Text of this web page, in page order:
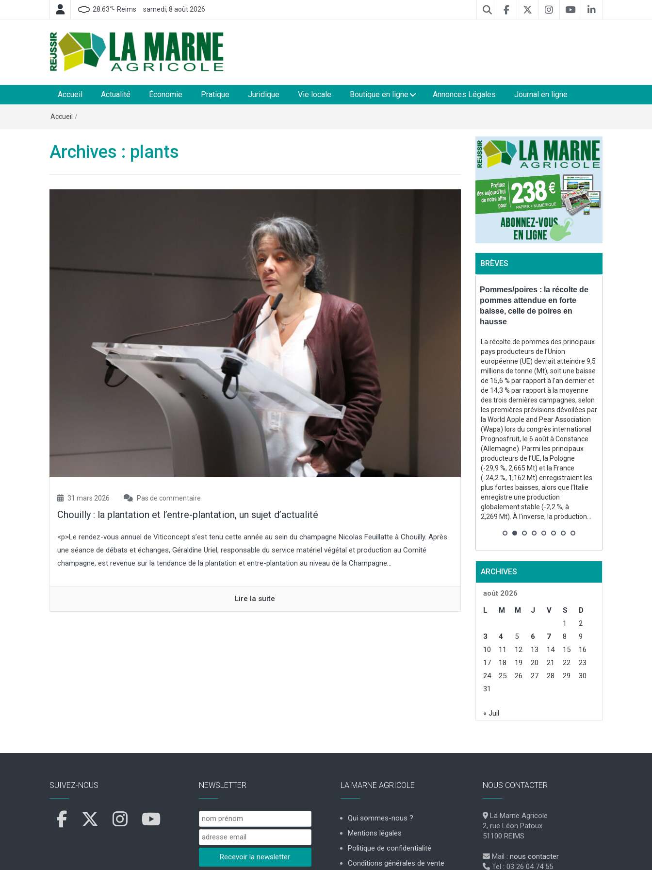
28.63℃ Reims samedi, 8 août 2026
La Marne Agricole
et rurales
Accueil Actualité Économie Pratique Juridique Vie locale Boutique en ligne Annonces Légales Journal en ligne
Accueil /
Archives : plants
31 mars 2026 Pas de commentaire
Chouilly : la plantation et l’entre-plantation, un sujet d’actualité
<p>Le rendez-vous annuel de Viticoncept s’est tenu cette année au sein du champagne Nicolas Feuillatte à Chouilly. Après
une séance de débats et échanges, Géraldine Uriel, responsable du service matériel végétal et production au Comité
champagne, est revenue sur la tendance de la plantation et entre-plantation au niveau de la Champagne...
Lire la suite
BRÈVES
Viandes : en 2025, progression
des importations et de leur
poids dans la consommation
Une récente synthèse de
FranceAgriMer et d’Agreste
(ministère de l’Agriculture) souligne la
« dépendance croissante aux
importations » de l’Hexagone, alors
que les importations de viandes,
toutes espèces confondues, ont
continué leur croissance en 2025, de
5 %. (Lire la suite dans l'Agra Fil)
bas depuis 1996
août, consacrée aux grandes cultures,
Agreste (ministère de l’Agriculture)
estime à un peu moins de 40 t/ha les
rendements moyens hexagonaux
2026 de pommes de terre de
conservation et de demi-saison, soit
l’un des plus faibles niveaux depuis
1996. Sur une surface de 166 000 ha,
les volumes atteindraient donc 6,5 Mt
environ, en recul de 21,5 % par rapport
à l’an dernier (qui avait atteint un
niveau record), et de 7,2 % par rapport
à la moyenne quinquennale.
Concernant la pomme de terre de
féculerie, la surface est estimée à
Pommes/poires : la récolte de
pommes attendue en forte
baisse, celle de poires en
hausse
La récolte de pommes des principaux
pays producteurs de l’Union
européenne (UE) devrait atteindre 9,5
millions de tonne (Mt), soit une baisse
de 15,6 % par rapport à l’an dernier et
de 14,3 % par rapport à la moyenne
des trois dernières campagnes, selon
les premières prévisions dévoilées par
la World Apple and Pear Association
(Wapa) lors du congrès international
Prognosfruit, le 6 août à Constance
(Allemagne). Parmi les principaux
producteurs de l’UE, la Pologne
(-29,9 %, 2,665 Mt) et la France
(-24,2 %, 1,162 Mt) enregistraient les
plus fortes baisses, alors que l’Italie
enregistre une production
globalement stable (-2,2 %, à
2,269 Mt). À l'inverse, la production...
ARCHIVES
août 2026
L
M M J V S
D
1
2
3
4 5 6 7 8
9
10
11 12 13 14 15
16
17
18 19 20 21 22
23
24
25 26 27 28 29
30
31
« Juil
SUIVEZ-NOUS NEWSLETTER LA MARNE AGRICOLE
Qui sommes-nous ?
Mentions légales
Politique de confidentialité
Conditions générales de vente
NOUS CONTACTER
La Marne Agricole
2, rue Léon Patoux
51100 REIMS
Mail : nous contacter
Tel : 03 26 04 74 55